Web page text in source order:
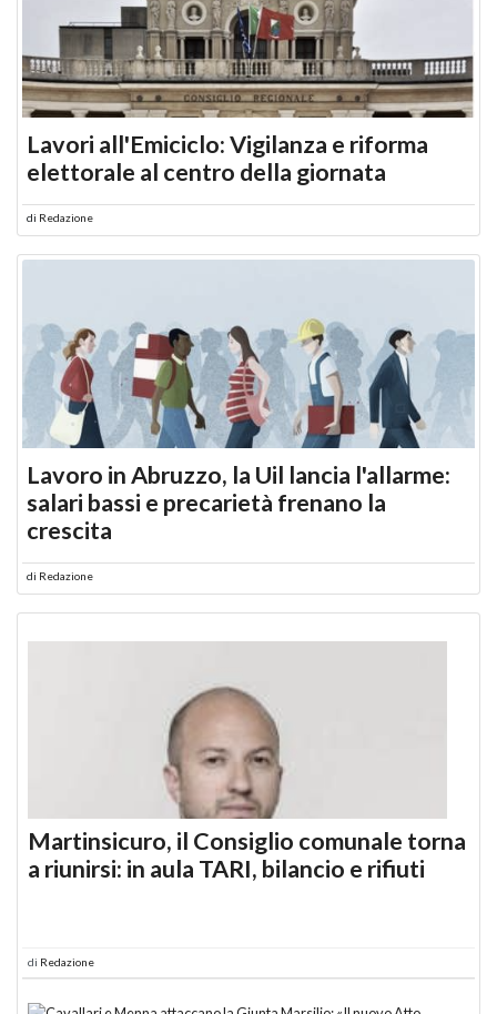
Lavori all'Emiciclo: Vigilanza e riforma
elettorale al centro della giornata
di Redazione
Lavoro in Abruzzo, la Uil lancia l'allarme:
salari bassi e precarietà frenano la
crescita
di Redazione
Martinsicuro, il Consiglio comunale torna
a riunirsi: in aula TARI, bilancio e rifiuti
di Redazione